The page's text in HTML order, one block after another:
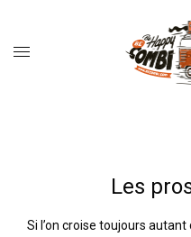
Les
Si l’on croise toujours autant